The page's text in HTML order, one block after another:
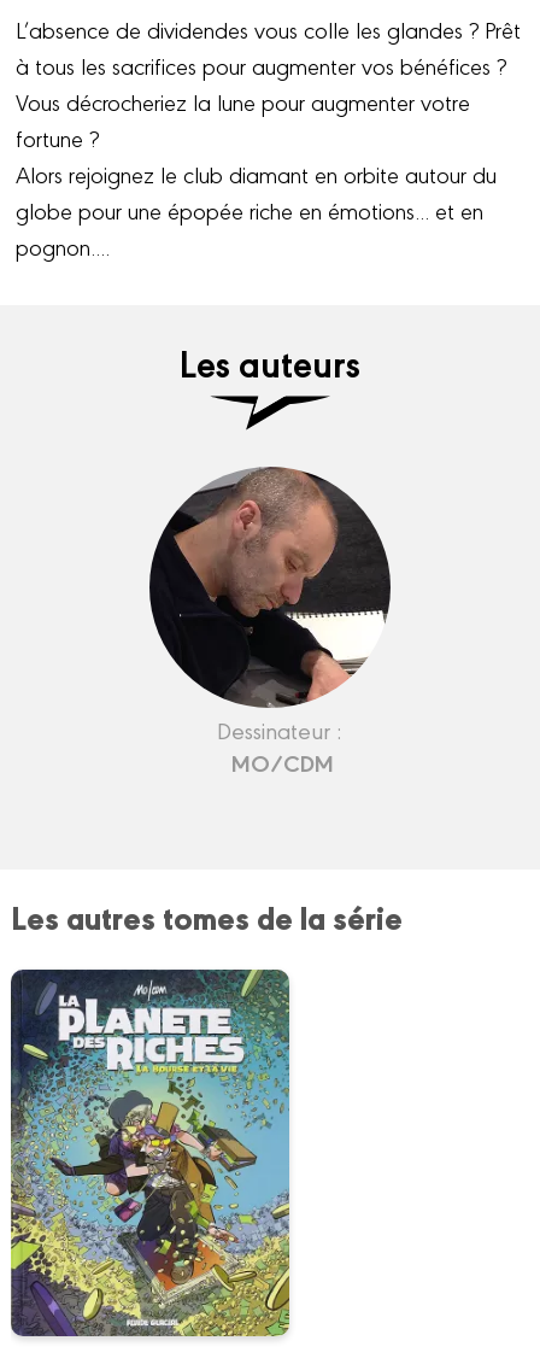
L’absence de dividendes vous colle les glandes ? Prêt
à tous les sacrifices pour augmenter vos bénéfices ?
Vous décrocheriez la lune pour augmenter votre
fortune ?
Alors rejoignez le club diamant en orbite autour du
globe pour une épopée riche en émotions... et en
pognon....
Les auteurs
Dessinateur :
MO/CDM
Les autres tomes de la série